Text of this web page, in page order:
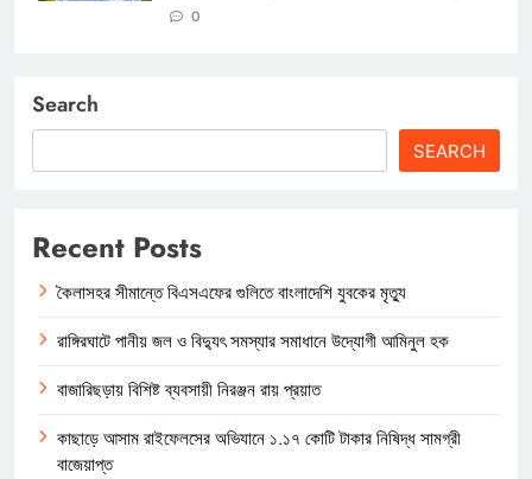
0
Search
SEARCH
Recent Posts
কৈলাসহর সীমান্তে বিএসএফের গুলিতে বাংলাদেশি যুবকের মৃত্যু
রাঙ্গিরঘাটে পানীয় জল ও বিদ্যুৎ সমস্যার সমাধানে উদ্যোগী আমিনুল হক
বাজারিছড়ায় বিশিষ্ট ব্যবসায়ী নিরঞ্জন রায় প্রয়াত
কাছাড়ে আসাম রাইফেলসের অভিযানে ১.১৭ কোটি টাকার নিষিদ্ধ সামগ্রী
বাজেয়াপ্ত